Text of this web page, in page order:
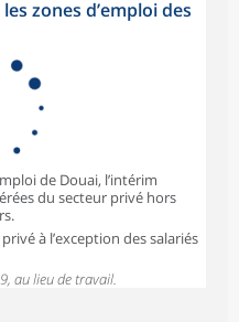
zones d’emploi des
de Douai, l’intérim
du secteur privé hors
à l’exception des salariés
au lieu de travail.